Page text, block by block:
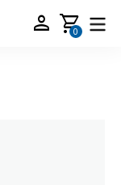
person shopping_cart
0